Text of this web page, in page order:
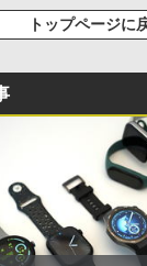
トップページに